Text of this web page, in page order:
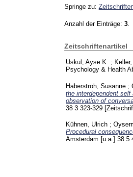
Springe zu:
Anzahl der Einträge: 3
Zeitschriftenartikel
Uskul, Ayse K. ;
Psychology & Health
Haberstroh, Susanne ;
the interdependent
observation of
38 3 323-329
Kühnen, Ulrich ;
Procedural
Amsterdam [u.a.] 38 5